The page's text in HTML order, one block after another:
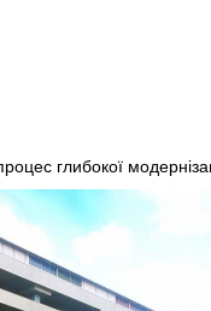
глибокої